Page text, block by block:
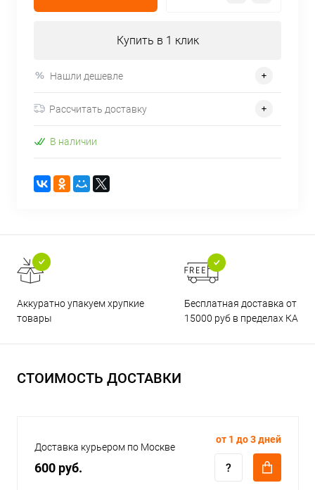
Купить в 1 клик
Нашли дешевле
Рассчитать доставку
В наличии
Аккуратно упакуем хрупкие
товары
Бесплатная доставка от
15000 руб в пределах КАД
СТОИМОСТЬ ДОСТАВКИ
Доставка курьером по Москве
600 руб.
от 1 до 3 дней